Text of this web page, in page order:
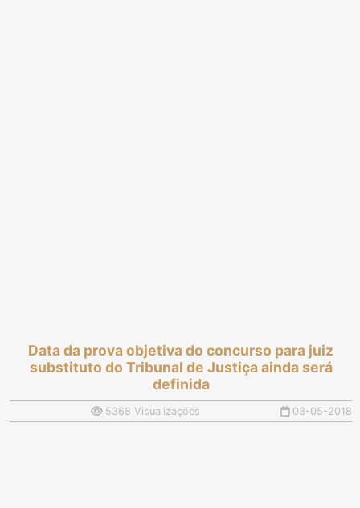
Data da prova objetiva do concurso para juiz
substituto do Tribunal de Justiça ainda será
definida
5368 Visualizações 03-05-2018